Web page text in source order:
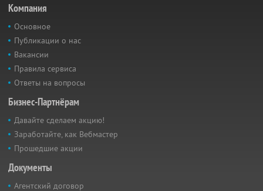
Компания
Основное
Публикации о нас
Вакансии
Правила сервиса
Ответы на вопросы
Бизнес-Партнёрам
Давайте сделаем акцию!
Заработайте, как Вебмастер
Прошедшие акции
Документы
Агентский договор